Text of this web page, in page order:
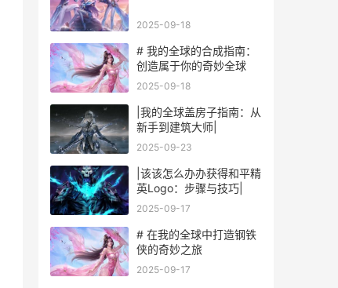
2025-09-18
# 我的全球的合成指南：
创造属于你的奇妙全球
2025-09-18
|我的全球盖房子指南：从
新手到建筑大师|
2025-09-23
|该该怎么办办获得和平精
英Logo：步骤与技巧|
2025-09-17
# 在我的全球中打造钢铁
侠的奇妙之旅
2025-09-17